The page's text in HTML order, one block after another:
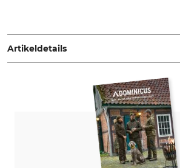
Germany, www.leroi.de
Artikeldetails
Gewicht
1300 g